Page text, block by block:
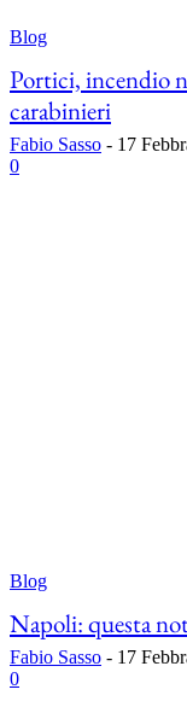
Blog
Portici, incendio
carabinieri
Fabio Sasso - 17
0
Blog
Napoli: questa
Fabio Sasso - 17
0